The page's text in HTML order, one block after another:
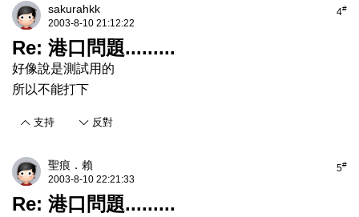
4#
sakurahkk
2003-8-10 21:12:22
Re: 港口問題.........
好像說是測試用的
所以不能打下
支持 反對
5#
聖痕．賴
2003-8-10 22:21:33
Re: 港口問題.........